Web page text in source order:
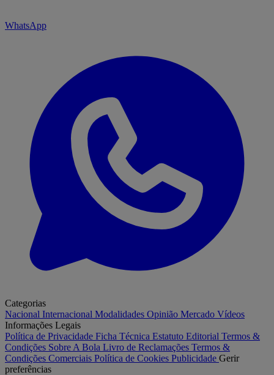
WhatsApp
Categorias
Nacional Internacional Modalidades Opinião Mercado Vídeos
Informações Legais
Política de Privacidade Ficha Técnica Estatuto Editorial Termos &
Condições Sobre A Bola Livro de Reclamações Termos &
Condições Comerciais Política de Cookies Publicidade Gerir
preferências